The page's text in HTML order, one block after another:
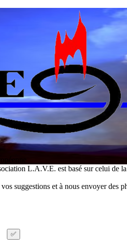
L.A.V.E. est basé sur celui de
suggestions et à nous envoyer
✅